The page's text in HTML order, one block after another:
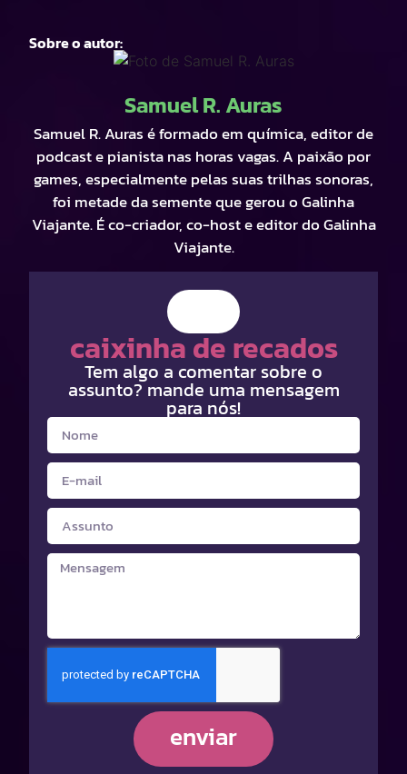
Sobre o autor:
Samuel R. Auras
Samuel R. Auras é formado em química, editor de
podcast e pianista nas horas vagas. A paixão por
games, especialmente pelas suas trilhas sonoras,
foi metade da semente que gerou o Galinha
Viajante. É co-criador, co-host e editor do Galinha
Viajante.
caixinha de recados
Tem algo a comentar sobre o
assunto? mande uma mensagem
para nós!
enviar